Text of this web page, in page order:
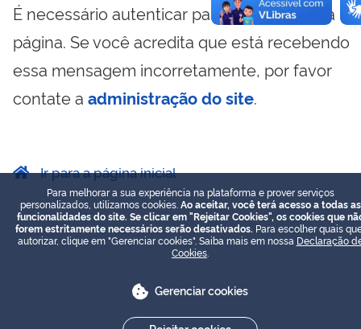
É necessário autenticar para visualizar essa
página. Se você acredita que está recebendo
essa mensagem incorretamente, por favor
contate a administração do site.
Ir para a página inicial
Para melhorar a sua experiência na plataforma e prover serviços
personalizados, utilizamos cookies. Ao aceitar, você terá acesso a todas as
funcionalidades do site. Se clicar em "Rejeitar Cookies", os cookies que
forem estritamente necessários serão desativados. Para escolher quais
autorizar, clique em "Gerenciar cookies". Saiba mais em nossa Declaração
Cookies
Gerenciar cookies